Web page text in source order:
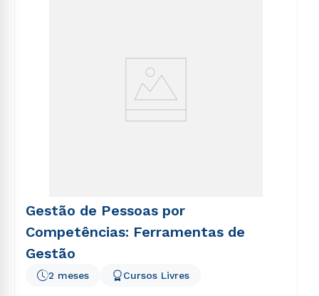
Gestão de Pessoas por
Competências: Ferramentas de
Gestão
2 meses Cursos Livres